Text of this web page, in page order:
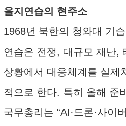
을지연습의 현주소
1968년 북한의 청와대 기
연습은 전쟁, 대규모 재난,
상황에서 대응체계를 실제
적으로 한다. 특히 올해 준
국무총리는 “AI·드론·사이